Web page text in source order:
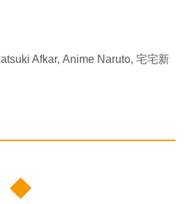
Afkar, Anime Naruto, 宅宅新